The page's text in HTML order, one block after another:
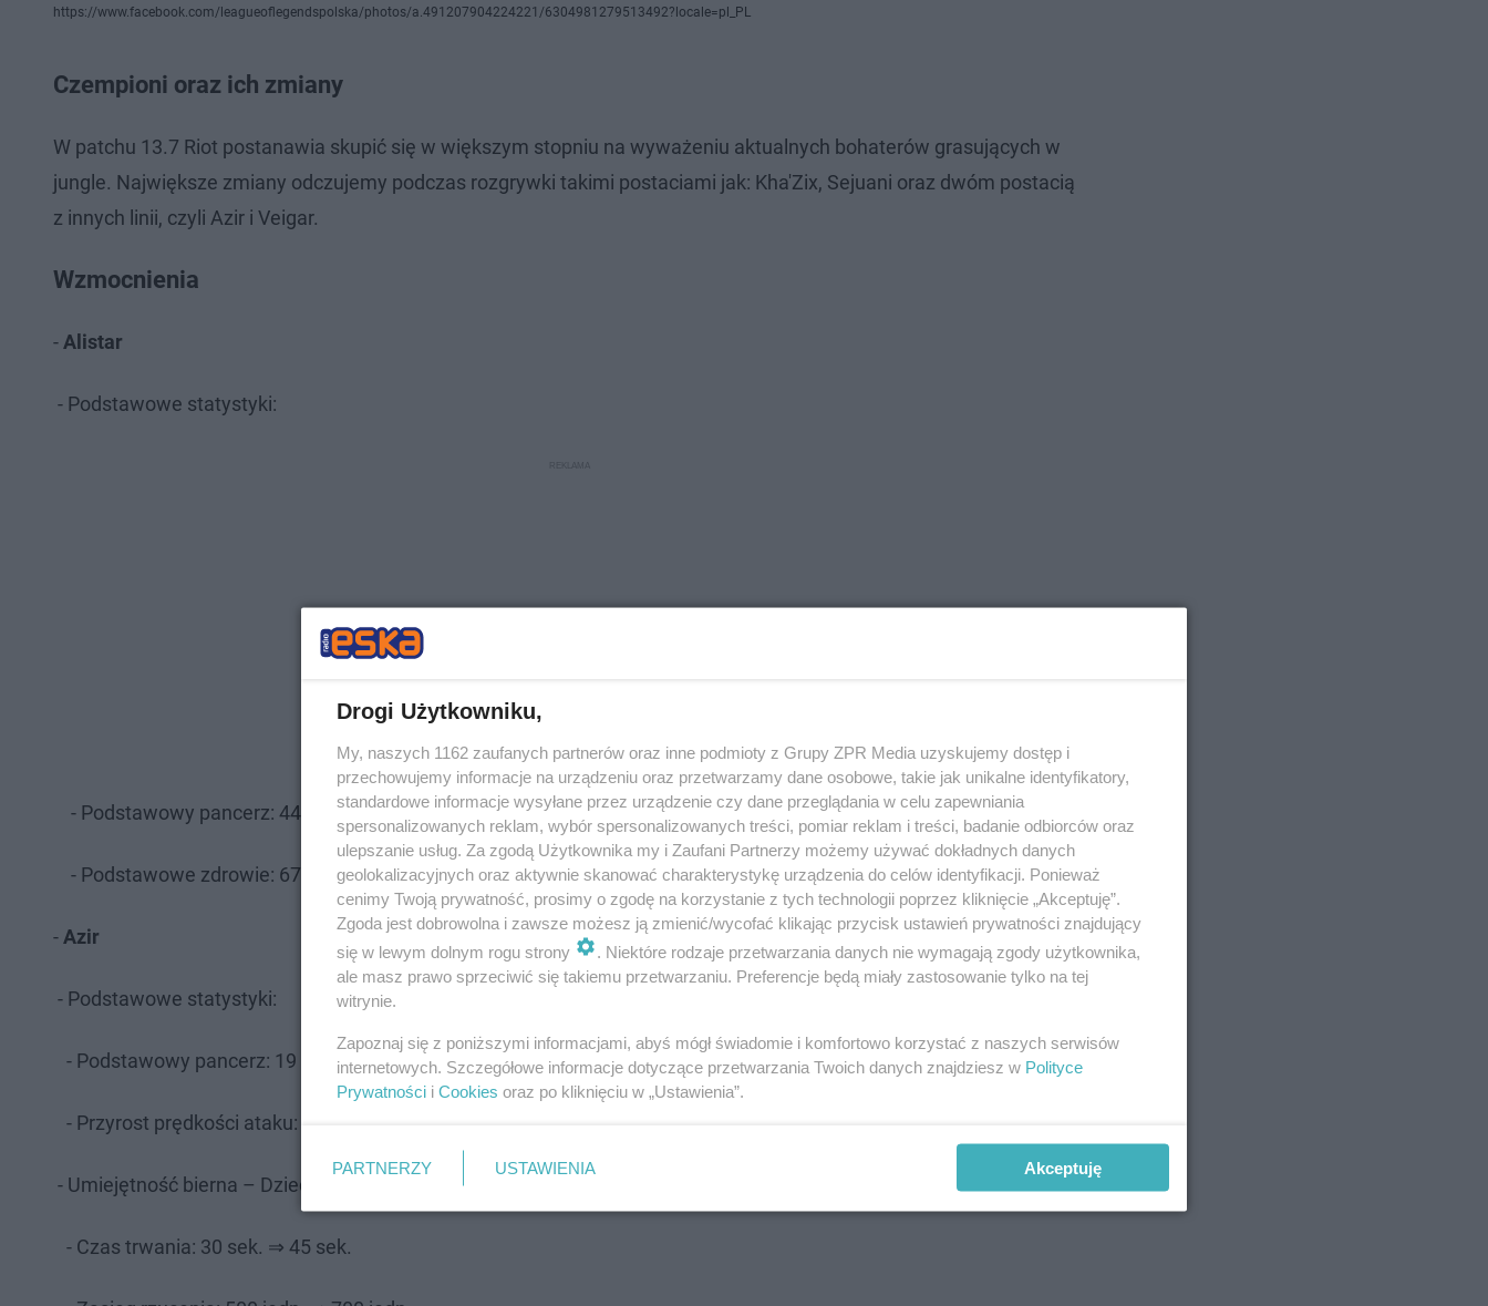
https://www.facebook.com/leagueoflegendspolska/photos/a.491207904224221/6304981279513492?locale=pl_PL
Czempioni oraz ich zmiany
W patchu 13.7 Riot postanawia skupić się w większym stopniu na wyważeniu aktualnych bohaterów grasujących w
jungle. Największe zmiany odczujemy podczas rozgrywki takimi postaciami jak: Kha'Zix, Sejuani oraz dwóm postacią
z innych linii, czyli Azir i Veigar.
Wzmocnienia
- Alistar
- Podstawowe statystyki:
- Podstawowy pancerz: 44 pkt. ⇒ 47 pkt.
- Podstawowe zdrowie: 670 pkt. ⇒ 685 pkt.
- Azir
- Podstawowe statystyki:
- Podstawowy pancerz: 19 pkt. ⇒ 22 pkt.
- Przyrost prędkości ataku: 5% ⇒ 6%
- Umiejętność bierna – Dziedzictwo Shurimy
- Czas trwania: 30 sek. ⇒ 45 sek.
Drogi Użytkowniku,
My, naszych 1162 zaufanych partnerów oraz inne podmioty z Grupy ZPR Media uzyskujemy dostęp i
przechowujemy informacje na urządzeniu oraz przetwarzamy dane osobowe, takie jak unikalne identyfikatory,
standardowe informacje wysyłane przez urządzenie czy dane przeglądania w celu zapewniania
spersonalizowanych reklam, wybór spersonalizowanych treści, pomiar reklam i treści, badanie odbiorców oraz
ulepszanie usług. Za zgodą Użytkownika my i Zaufani Partnerzy możemy używać dokładnych danych
geolokalizacyjnych oraz aktywnie skanować charakterystykę urządzenia do celów identyfikacji. Ponieważ
cenimy Twoją prywatność, prosimy o zgodę na korzystanie z tych technologii poprzez kliknięcie „Akceptuję”.
Zgoda jest dobrowolna i zawsze możesz ją zmienić/wycofać klikając przycisk ustawień prywatności znajdujący
się w lewym dolnym rogu strony
. Niektóre rodzaje przetwarzania danych nie wymagają zgody użytkownika,
ale masz prawo sprzeciwić się takiemu przetwarzaniu. Preferencje będą miały zastosowanie tylko na tej
witrynie.
Zapoznaj się z poniższymi informacjami, abyś mógł świadomie i komfortowo korzystać z naszych serwisów
internetowych. Szczegółowe informacje dotyczące przetwarzania Twoich danych znajdziesz w Polityce
Prywatności i Cookies oraz po kliknięciu w „Ustawienia”.
PARTNERZY USTAWIENIA Akceptuję